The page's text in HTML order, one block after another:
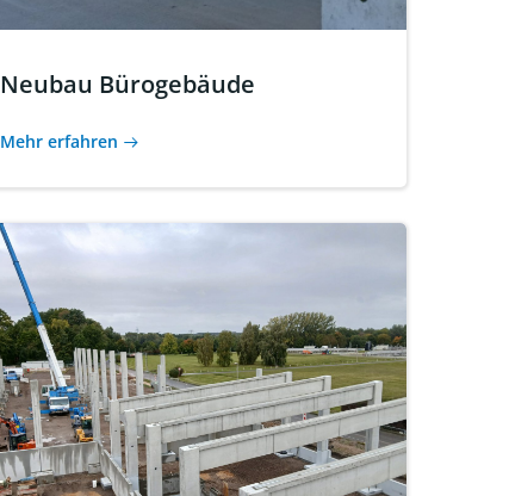
Neubau Bürogebäude
Mehr erfahren